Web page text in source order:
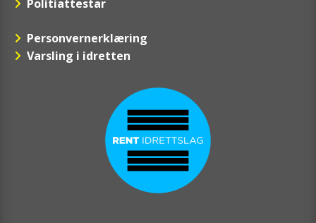
Politiattestar
Personvernerklæring
Varsling i idretten